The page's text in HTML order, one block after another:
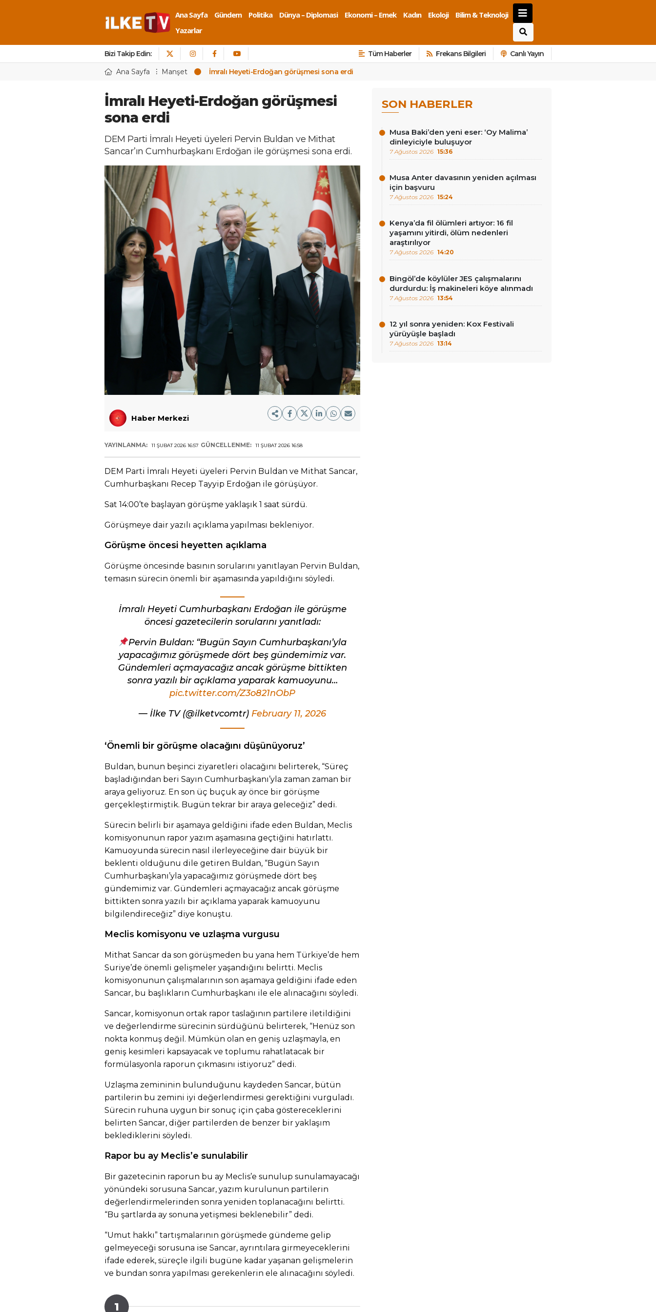
Ana Sayfa Gündem Politika Dünya – Diplomasi Ekonomi – Emek Kadın Ekoloji
Bilim & Teknoloji
Yazarlar
Bizi Takip Edin: Tüm Haberler Frekans Bilgileri Canlı Yayın
Ana Sayfa Manşet İmralı Heyeti-Erdoğan görüşmesi sona erdi
İmralı Heyeti-Erdoğan görüşmesi
sona erdi
DEM Parti İmralı Heyeti üyeleri Pervin Buldan ve Mithat
Sancar’ın Cumhurbaşkanı Erdoğan ile görüşmesi sona erdi.
Haber Merkezi
YAYINLANMA: 11 ŞUBAT 2026 16:57 GÜNCELLENME: 11 ŞUBAT 2026 16:58
DEM Parti İmralı Heyeti üyeleri Pervin Buldan ve Mithat Sancar,
Cumhurbaşkanı Recep Tayyip Erdoğan ile görüşüyor.
Sat 14:00’te başlayan görüşme yaklaşık 1 saat sürdü.
Görüşmeye dair yazılı açıklama yapılması bekleniyor.
Görüşme öncesi heyetten açıklama
Görüşme öncesinde basının sorularını yanıtlayan Pervin Buldan,
temasın sürecin önemli bir aşamasında yapıldığını söyledi.
İmralı Heyeti Cumhurbaşkanı Erdoğan ile görüşme
öncesi gazetecilerin sorularını yanıtladı:
Pervin Buldan: “Bugün Sayın Cumhurbaşkanı’yla
yapacağımız görüşmede dört beş gündemimiz var.
Gündemleri açmayacağız ancak görüşme bittikten
sonra yazılı bir açıklama yaparak kamuoyunu…
pic.twitter.com/Z3o821nObP
— İlke TV (@ilketvcomtr) February 11, 2026
‘Önemli bir görüşme olacağını düşünüyoruz’
Buldan, bunun beşinci ziyaretleri olacağını belirterek, “Süreç
başladığından beri Sayın Cumhurbaşkanı’yla zaman zaman bir
araya geliyoruz. En son üç buçuk ay önce bir görüşme
gerçekleştirmiştik. Bugün tekrar bir araya geleceğiz” dedi.
Sürecin belirli bir aşamaya geldiğini ifade eden Buldan, Meclis
komisyonunun rapor yazım aşamasına geçtiğini hatırlattı.
Kamuoyunda sürecin nasıl ilerleyeceğine dair büyük bir
beklenti olduğunu dile getiren Buldan, “Bugün Sayın
Cumhurbaşkanı’yla yapacağımız görüşmede dört beş
gündemimiz var. Gündemleri açmayacağız ancak görüşme
bittikten sonra yazılı bir açıklama yaparak kamuoyunu
bilgilendireceğiz” diye konuştu.
Meclis komisyonu ve uzlaşma vurgusu
Mithat Sancar da son görüşmeden bu yana hem Türkiye’de hem
Suriye’de önemli gelişmeler yaşandığını belirtti. Meclis
komisyonunun çalışmalarının son aşamaya geldiğini ifade eden
Sancar, bu başlıkların Cumhurbaşkanı ile ele alınacağını söyledi.
Sancar, komisyonun ortak rapor taslağının partilere iletildiğini
ve değerlendirme sürecinin sürdüğünü belirterek, “Henüz son
nokta konmuş değil. Mümkün olan en geniş uzlaşmayla, en
geniş kesimleri kapsayacak ve toplumu rahatlatacak bir
formülasyonla raporun çıkmasını istiyoruz” dedi.
Uzlaşma zemininin bulunduğunu kaydeden Sancar, bütün
partilerin bu zemini iyi değerlendirmesi gerektiğini vurguladı.
Sürecin ruhuna uygun bir sonuç için çaba göstereceklerini
belirten Sancar, diğer partilerden de benzer bir yaklaşım
beklediklerini söyledi.
Rapor bu ay Meclis’e sunulabilir
Bir gazetecinin raporun bu ay Meclis’e sunulup sunulamayacağı
yönündeki sorusuna Sancar, yazım kurulunun partilerin
değerlendirmelerinden sonra yeniden toplanacağını belirtti.
“Bu şartlarda ay sonuna yetişmesi beklenebilir” dedi.
“Umut hakkı” tartışmalarının görüşmede gündeme gelip
gelmeyeceği sorusuna ise Sancar, ayrıntılara girmeyeceklerini
ifade ederek, süreçle ilgili bugüne kadar yaşanan gelişmelerin
ve bundan sonra yapılması gerekenlerin ele alınacağını söyledi.
1
SON HABERLER
Musa Baki’den yeni eser: ‘Oy Malima’
dinleyiciyle buluşuyor
7 Ağustos 2026 15:36
Musa Anter davasının yeniden açılması
için başvuru
7 Ağustos 2026 15:24
Kenya’da fil ölümleri artıyor: 16 fil
yaşamını yitirdi, ölüm nedenleri
araştırılıyor
7 Ağustos 2026 14:20
Bingöl’de köylüler JES çalışmalarını
durdurdu: İş makineleri köye alınmadı
7 Ağustos 2026 13:54
12 yıl sonra yeniden: Kox Festivali
yürüyüşle başladı
7 Ağustos 2026 13:14